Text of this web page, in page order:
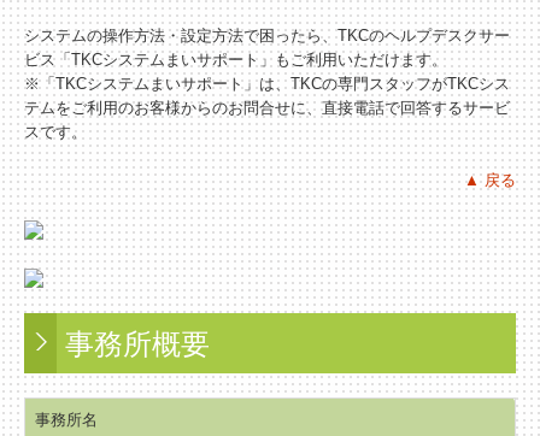
システムの操作方法・設定方法で困ったら、TKCのヘルプデスクサー
ビス「TKCシステムまいサポート」もご利用いただけます。
※「TKCシステムまいサポート」は、TKCの専門スタッフがTKCシス
テムをご利用のお客様からのお問合せに、直接電話で回答するサービ
スです。
▲ 戻る
事務所概要
事務所名